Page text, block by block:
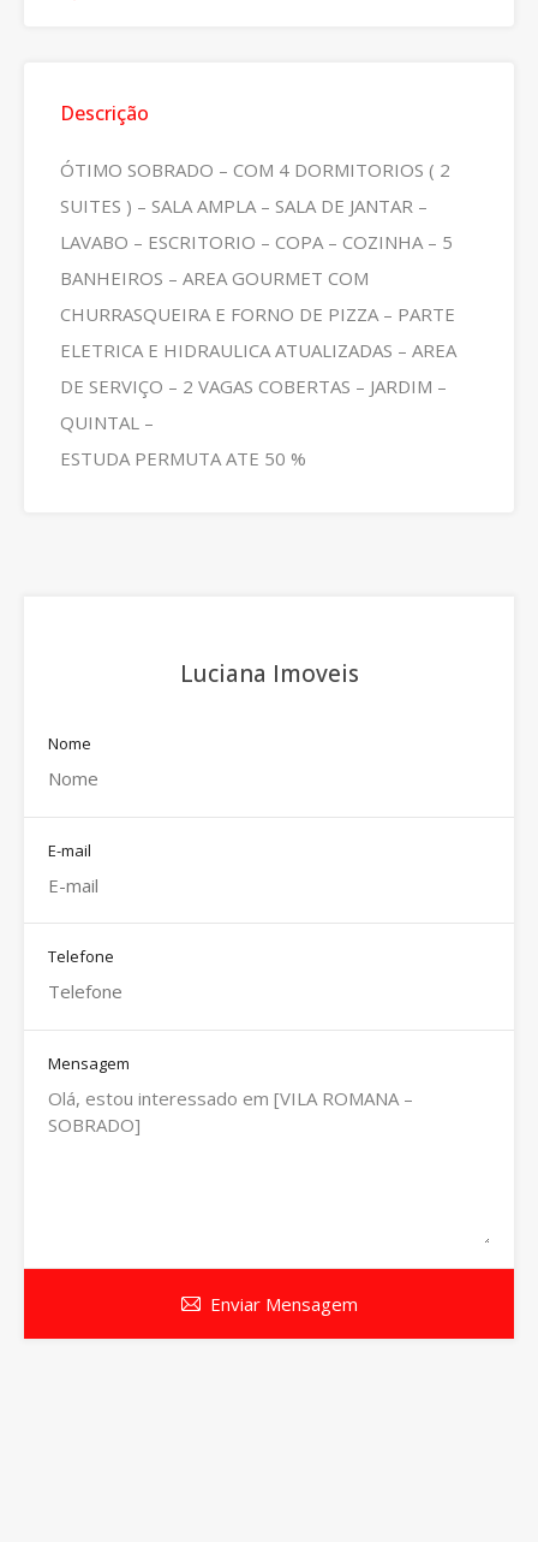
Descrição
ÓTIMO SOBRADO – COM 4 DORMITORIOS ( 2
SUITES ) – SALA AMPLA – SALA DE JANTAR –
LAVABO – ESCRITORIO – COPA – COZINHA – 5
BANHEIROS – AREA GOURMET COM
CHURRASQUEIRA E FORNO DE PIZZA – PARTE
ELETRICA E HIDRAULICA ATUALIZADAS – AREA
DE SERVIÇO – 2 VAGAS COBERTAS – JARDIM –
QUINTAL –
ESTUDA PERMUTA ATE 50 %
Luciana Imoveis
Nome
E-mail
Telefone
Mensagem
Enviar Mensagem